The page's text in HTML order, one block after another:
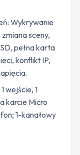
Wykrywanie
sceny,
pełna karta
konflikt IP,
wejście, 1
karcie Micro
1-kanałowy